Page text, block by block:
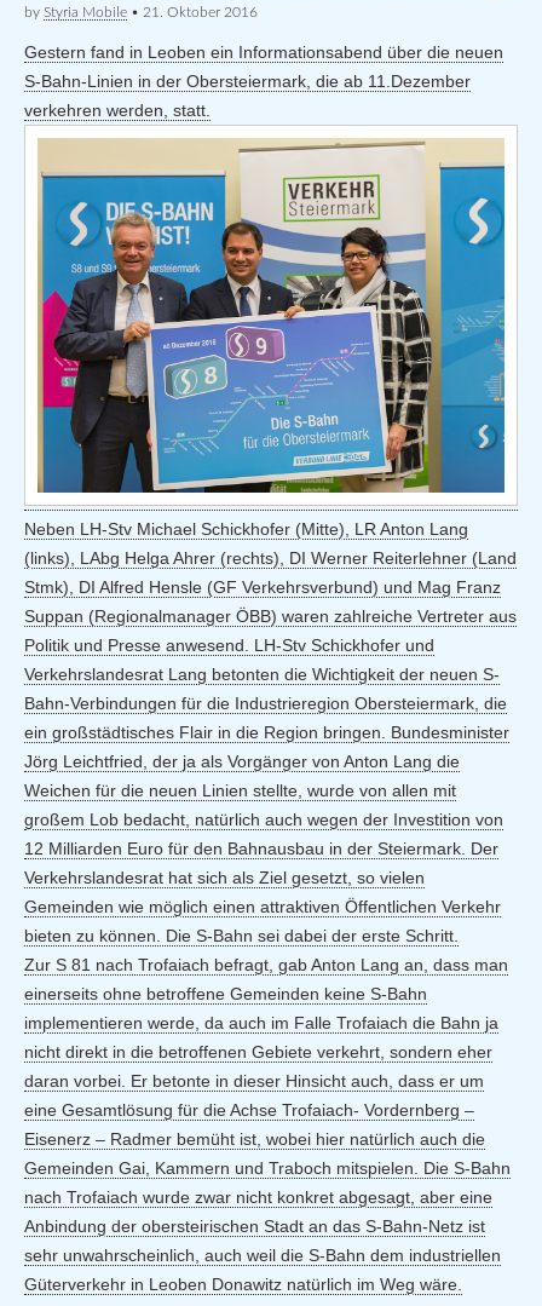
by Styria Mobile • 21. Oktober 2016
Gestern fand in Leoben ein Informationsabend über die neuen
S-Bahn-Linien in der Obersteiermark, die ab 11.Dezember
verkehren werden, statt.
Neben LH-Stv Michael Schickhofer (Mitte), LR Anton Lang
(links), LAbg Helga Ahrer (rechts), DI Werner Reiterlehner (Land
Stmk), DI Alfred Hensle (GF Verkehrsverbund) und Mag Franz
Suppan (Regionalmanager ÖBB) waren zahlreiche Vertreter aus
Politik und Presse anwesend. LH-Stv Schickhofer und
Verkehrslandesrat Lang betonten die Wichtigkeit der neuen S-
Bahn-Verbindungen für die Industrieregion Obersteiermark, die
ein großstädtisches Flair in die Region bringen. Bundesminister
Jörg Leichtfried, der ja als Vorgänger von Anton Lang die
Weichen für die neuen Linien stellte, wurde von allen mit
großem Lob bedacht, natürlich auch wegen der Investition von
12 Milliarden Euro für den Bahnausbau in der Steiermark. Der
Verkehrslandesrat hat sich als Ziel gesetzt, so vielen
Gemeinden wie möglich einen attraktiven Öffentlichen Verkehr
bieten zu können. Die S-Bahn sei dabei der erste Schritt.
Zur S 81 nach Trofaiach befragt, gab Anton Lang an, dass man
einerseits ohne betroffene Gemeinden keine S-Bahn
implementieren werde, da auch im Falle Trofaiach die Bahn ja
nicht direkt in die betroffenen Gebiete verkehrt, sondern eher
daran vorbei. Er betonte in dieser Hinsicht auch, dass er um
eine Gesamtlösung für die Achse Trofaiach- Vordernberg –
Eisenerz – Radmer bemüht ist, wobei hier natürlich auch die
Gemeinden Gai, Kammern und Traboch mitspielen. Die S-Bahn
nach Trofaiach wurde zwar nicht konkret abgesagt, aber eine
Anbindung der obersteirischen Stadt an das S-Bahn-Netz ist
sehr unwahrscheinlich, auch weil die S-Bahn dem industriellen
Güterverkehr in Leoben Donawitz natürlich im Weg wäre.